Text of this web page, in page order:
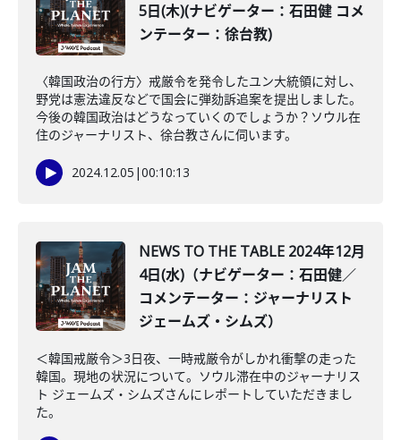
5日(木)(ナビゲーター：石田健 コメ
ンテーター：徐台教)
〈韓国政治の行方〉戒厳令を発令したユン大統領に対し、
野党は憲法違反などで国会に弾劾訴追案を提出しました。
今後の韓国政治はどうなっていくのでしょうか？ソウル在
住のジャーナリスト、徐台教さんに伺います。
2024.12.05 |00:10:13
NEWS TO THE TABLE 2024年12月
4日(水)（ナビゲーター：石田健／
コメンテーター：ジャーナリスト
ジェームズ・シムズ）
＜韓国戒厳令＞3日夜、一時戒厳令がしかれ衝撃の走った
韓国。現地の状況について。ソウル滞在中のジャーナリス
ト ジェームズ・シムズさんにレポートしていただきまし
た。